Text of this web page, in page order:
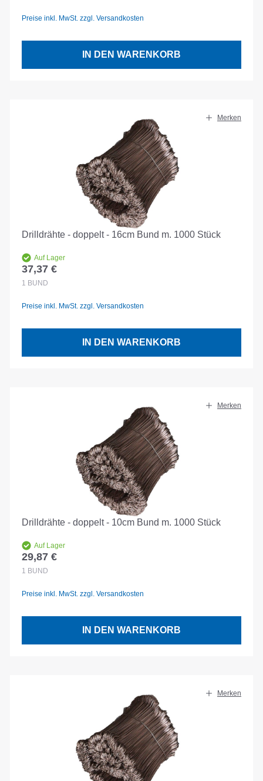
Preise inkl. MwSt. zzgl. Versandkosten
IN DEN WARENKORB
Merken
Drilldrähte - doppelt - 16cm Bund m. 1000 Stück
Auf Lager
Regulärer Preis:
37,37 €
1 BUND
Preise inkl. MwSt. zzgl. Versandkosten
IN DEN WARENKORB
Merken
Drilldrähte - doppelt - 10cm Bund m. 1000 Stück
Auf Lager
Regulärer Preis:
29,87 €
1 BUND
Preise inkl. MwSt. zzgl. Versandkosten
IN DEN WARENKORB
Merken